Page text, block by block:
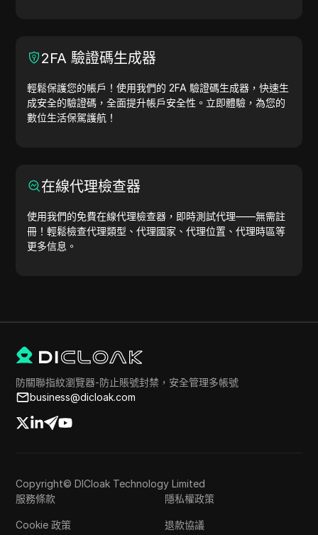
2FA 驗證碼生成器
輕鬆保護您的帳戶！使用我們的 2FA 驗證碼生成器，快速生
成安全的驗證碼，全面提升帳戶安全性。立即體驗，為您的
數位生活保駕護航！
在線代理檢查器
使用我們的免費在線代理檢查器，即時測試代理——無需註
冊！輕鬆檢查代理類型、代理國家、代理位置、代理時區等
更多信息。
防關聯指紋瀏覽器-防止賬號封禁，安全管理多帳號
business@dicloak.com
Copyright© DICloak Technology Limited
服務條款
隱私權政策
Cookie 政策 退款協議